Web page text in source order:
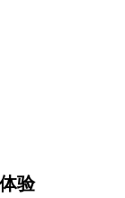
验